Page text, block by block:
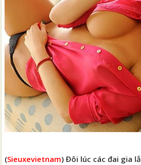
(Sieuxevietnam) Đôi lúc các đai gia